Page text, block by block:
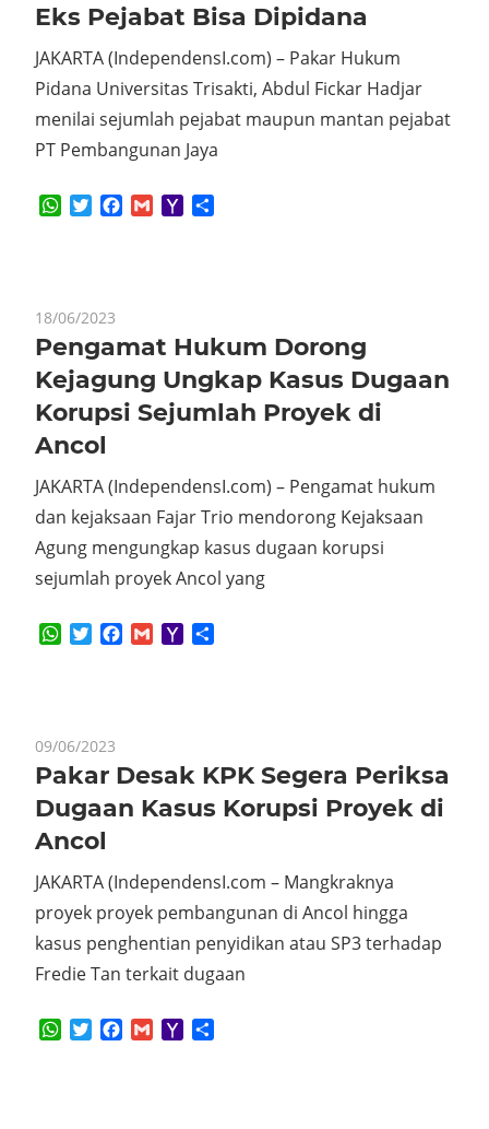
Eks Pejabat Bisa Dipidana
JAKARTA (IndependensI.com) – Pakar Hukum
Pidana Universitas Trisakti, Abdul Fickar Hadjar
menilai sejumlah pejabat maupun mantan pejabat
PT Pembangunan Jaya
WhatsApp
TwitterFacebook
GmailYahoo
18/06/2023
Pengamat Hukum Dorong
Kejagung Ungkap Kasus Dugaan
Korupsi Sejumlah Proyek di
Ancol
JAKARTA (IndependensI.com) – Pengamat hukum
dan kejaksaan Fajar Trio mendorong Kejaksaan
Agung mengungkap kasus dugaan korupsi
sejumlah proyek Ancol yang
WhatsApp
TwitterFacebook
GmailYahoo
09/06/2023
Pakar Desak KPK Segera Periksa
Dugaan Kasus Korupsi Proyek di
Ancol
JAKARTA (IndependensI.com – Mangkraknya
proyek proyek pembangunan di Ancol hingga
kasus penghentian penyidikan atau SP3 terhadap
Fredie Tan terkait dugaan
WhatsApp
TwitterFacebook
GmailYahoo